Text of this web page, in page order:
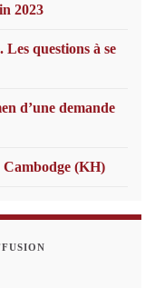
2023
questions à se
d’une demande
Cambodge (KH)